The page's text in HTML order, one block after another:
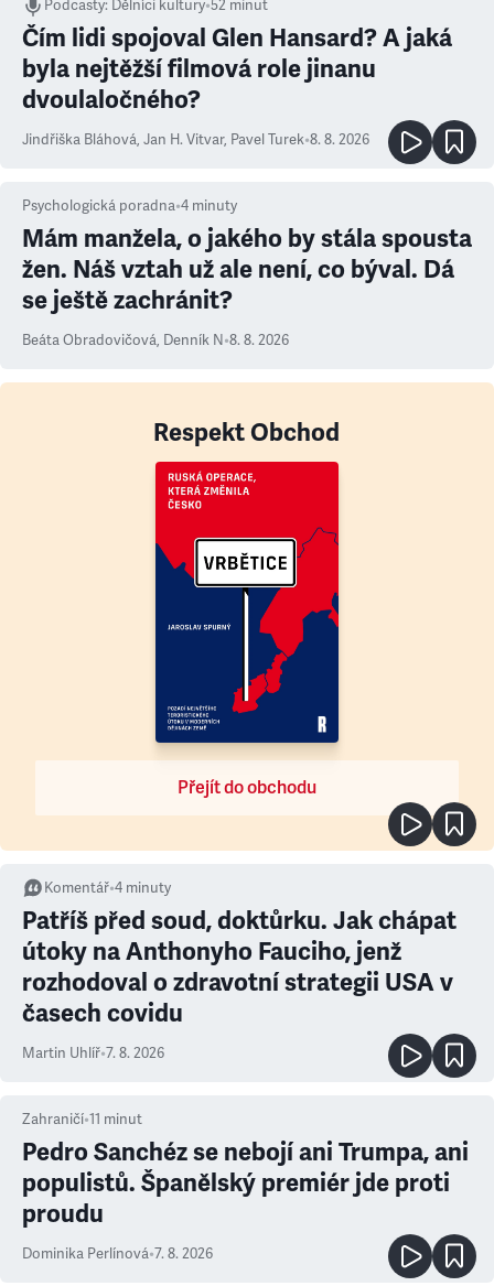
Podcasty: Dělníci kultury•52 minut
Čím lidi spojoval Glen Hansard? A jaká
byla nejtěžší filmová role jinanu
dvoulaločného?
Jindřiška Bláhová, Jan H. Vitvar, Pavel Turek•8. 8. 2026
Psychologická poradna•4 minuty
Mám manžela, o jakého by stála spousta
žen. Náš vztah už ale není, co býval. Dá
se ještě zachránit?
Beáta Obradovičová, Denník N•8. 8. 2026
Respekt Obchod
Přejít do obchodu
Komentář•4 minuty
Patříš před soud, doktůrku. Jak chápat
útoky na Anthonyho Fauciho, jenž
rozhodoval o zdravotní strategii USA v
časech covidu
Martin Uhlíř•7. 8. 2026
Zahraničí•11 minut
Pedro Sanchéz se nebojí ani Trumpa, ani
populistů. Španělský premiér jde proti
proudu
Dominika Perlínová•7. 8. 2026